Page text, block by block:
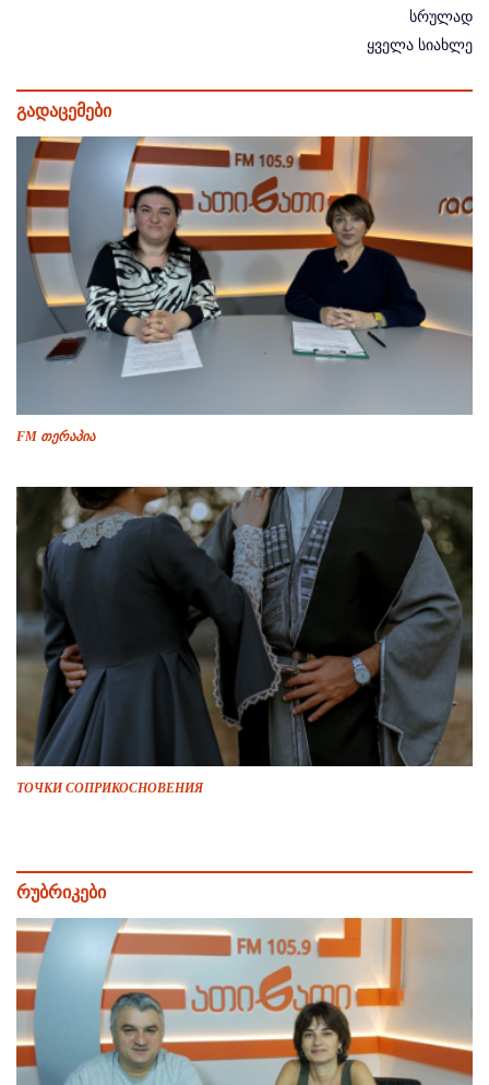
სრულად
ყველა სიახლე
გადაცემები
FM თერაპია
ТОЧКИ СОПРИКОСНОВЕНИЯ
რუბრიკები